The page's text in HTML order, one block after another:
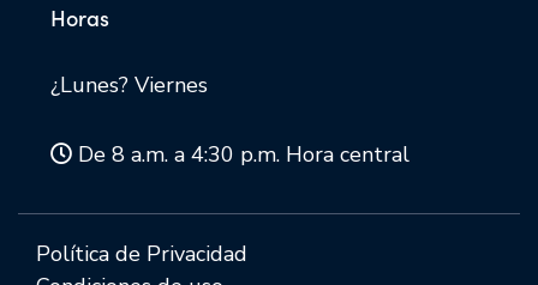
Horas
¿Lunes? Viernes
De 8 a.m. a 4:30 p.m. Hora central
Política de Privacidad